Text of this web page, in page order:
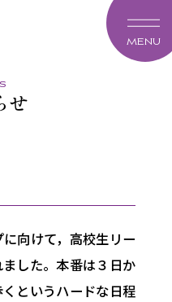
MENU
せ
向けて，高校生リー
した。本番は３日か
というハードな日程